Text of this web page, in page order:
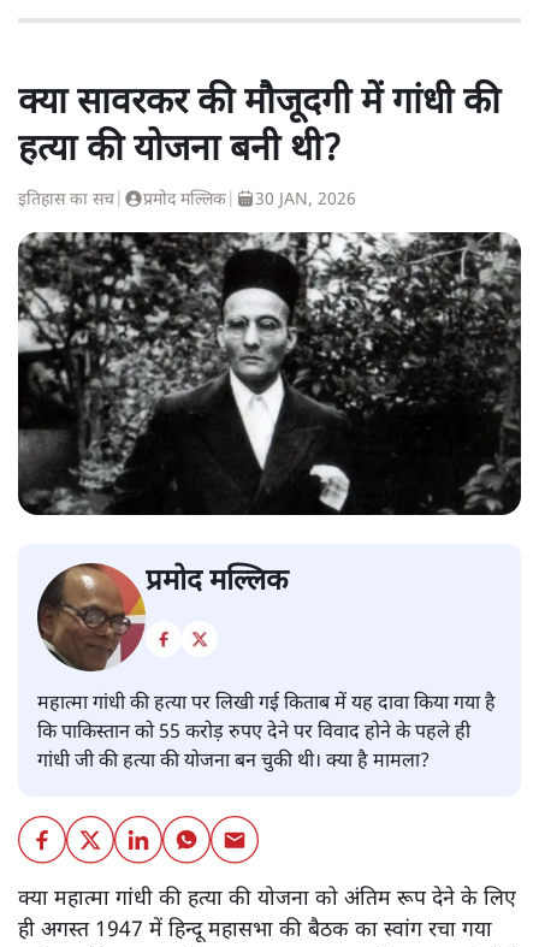
क्या सावरकर की मौजूदगी में गांधी की
हत्या की योजना बनी थी?
इतिहास का सच प्रमोद मल्लिक 30 JAN, 2026
प्रमोद मल्लिक
महात्मा गांधी की हत्या पर लिखी गई किताब में यह दावा किया गया है
कि पाकिस्तान को 55 करोड़ रुपए देने पर विवाद होने के पहले ही
गांधी जी की हत्या की योजना बन चुकी थी। क्या है मामला?
क्या महात्मा गांधी की हत्या की योजना को अंतिम रूप देने के लिए
ही अगस्त 1947 में हिन्दू महासभा की बैठक का स्वांग रचा गया